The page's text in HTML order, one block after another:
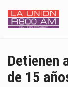
Detienen
de 15